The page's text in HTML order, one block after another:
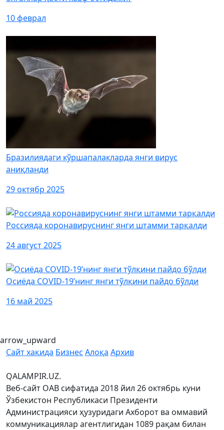
10 феврал
Бразилиядаги кўршапалакларда янги вирус
аниқланди
29 октябр 2025
Россияда коронавируснинг янги штамми тарқалди
24 август 2025
Осиёда COVID-19’нинг янги тўлқини пайдо бўлди
16 май 2025
arrow_upward
Сайт хақида Бизнес Алоқа Архив
QALAMPIR.UZ.
Веб-сайт ОАВ сифатида 2018 йил 26 октябрь куни
Ўзбекистон Республикаси Президенти
Администрацияси ҳузуридаги Ахборот ва оммавий
коммуникациялар агентлигидан 1089 рақам билан